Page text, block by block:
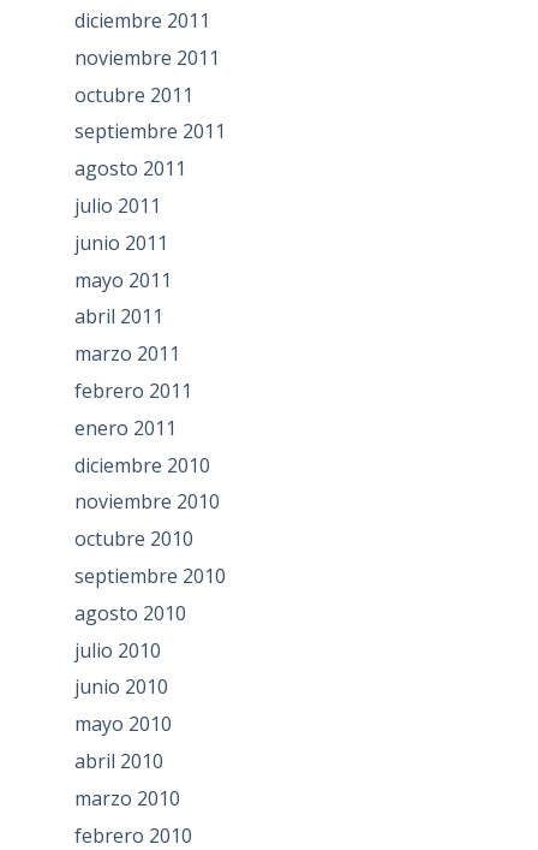
diciembre 2011
noviembre 2011
octubre 2011
septiembre 2011
agosto 2011
julio 2011
junio 2011
mayo 2011
abril 2011
marzo 2011
febrero 2011
enero 2011
diciembre 2010
noviembre 2010
octubre 2010
septiembre 2010
agosto 2010
julio 2010
junio 2010
mayo 2010
abril 2010
marzo 2010
febrero 2010